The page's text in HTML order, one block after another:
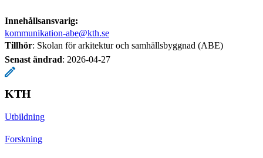
Innehållsansvarig:
kommunikation-abe@kth.se
Tillhör: Skolan för arkitektur och samhällsbyggnad (ABE)
Senast ändrad: 2026-04-27
KTH
Utbildning
Forskning